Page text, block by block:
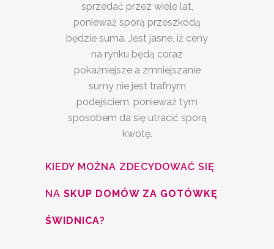
sprzedać przez wiele lat,
ponieważ sporą przeszkodą
będzie suma. Jest jasne, iż ceny
na rynku będą coraz
pokaźniejsze a zmniejszanie
sumy nie jest trafnym
podejściem, ponieważ tym
sposobem da się utracić sporą
kwotę.
KIEDY MOŻNA ZDECYDOWAĆ SIĘ
NA SKUP DOMÓW ZA GOTÓWKĘ
ŚWIDNICA?